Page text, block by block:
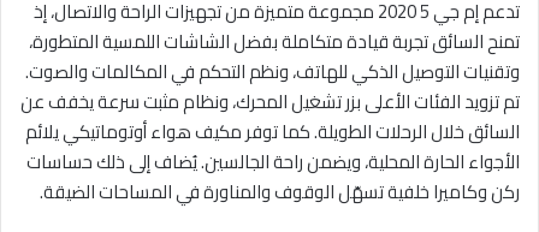
تدعم إم جي 5 2020 مجموعة متميزة من تجهيزات الراحة والاتصال، إذ
تمنح السائق تجربة قيادة متكاملة بفضل الشاشات اللمسية المتطورة،
وتقنيات التوصيل الذكي للهاتف، ونظم التحكم في المكالمات والصوت.
تم تزويد الفئات الأعلى بزر تشغيل المحرك، ونظام مثبت سرعة يخفف عن
السائق خلال الرحلات الطويلة. كما توفر مكيف هواء أوتوماتيكي يلائم
الأجواء الحارة المحلية، ويضمن راحة الجالسين. يُضاف إلى ذلك حساسات
ركن وكاميرا خلفية تسهّل الوقوف والمناورة في المساحات الضيقة.